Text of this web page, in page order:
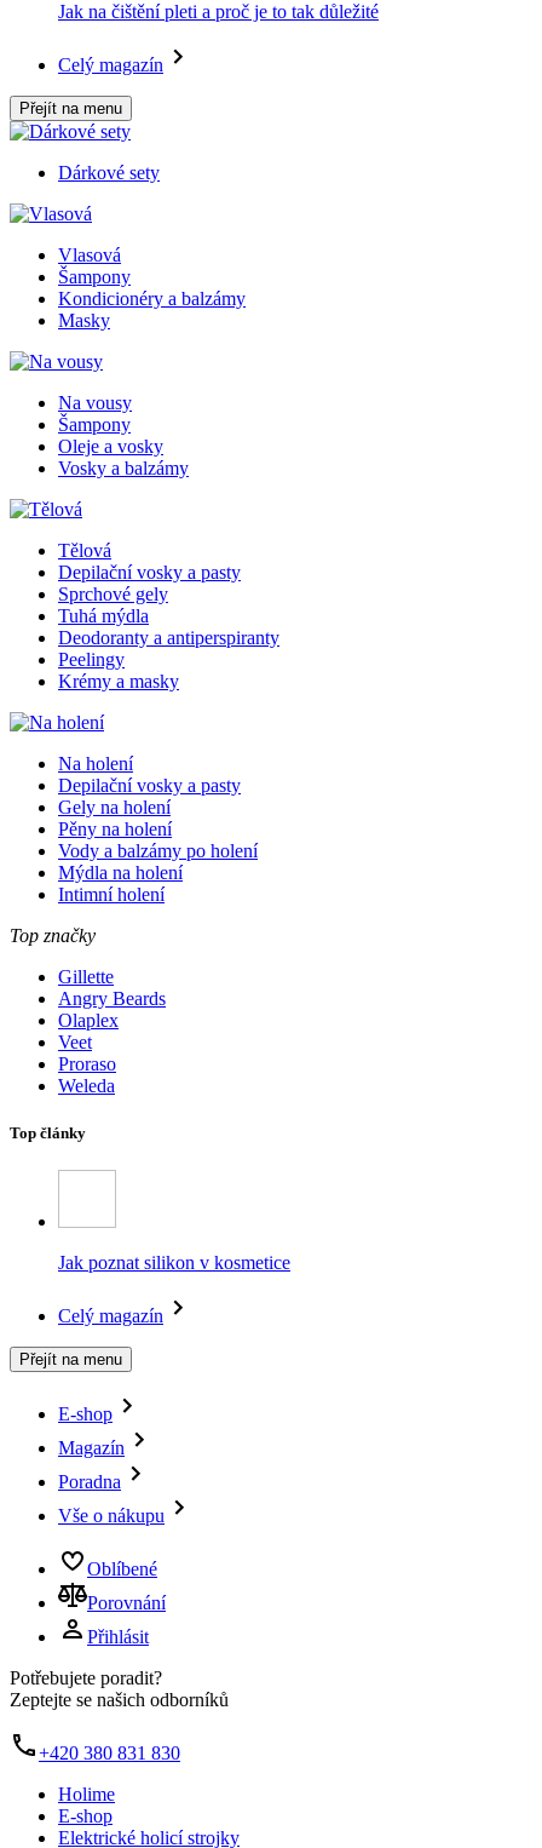
Jak na čištění pleti a proč je to tak důležité
Celý magazín
Přejít na menu
Dárkové sety
Vlasová
Šampony
Kondicionéry a balzámy
Masky
Na vousy
Šampony
Oleje a vosky
Vosky a balzámy
Tělová
Depilační vosky a pasty
Sprchové gely
Tuhá mýdla
Deodoranty a antiperspiranty
Peelingy
Krémy a masky
Na holení
Depilační vosky a pasty
Gely na holení
Pěny na holení
Vody a balzámy po holení
Mýdla na holení
Intimní holení
Top značky
Gillette
Angry Beards
Olaplex
Veet
Proraso
Weleda
Top články
Jak poznat silikon v kosmetice
Celý magazín
Přejít na menu
E-shop
Magazín
Poradna
Vše o nákupu
Oblíbené
Porovnání
Přihlásit
Potřebujete poradit?
Zeptejte se našich odborníků
+420 380 831 830
Holime
E-shop
Elektrické holicí strojky